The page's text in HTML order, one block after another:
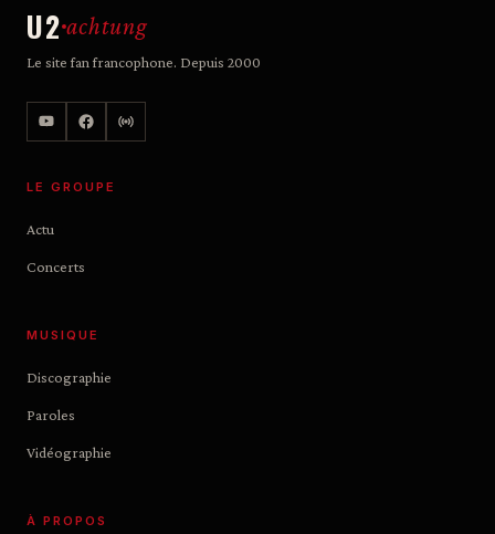
U2 achtung
Le site fan francophone. Depuis 2000
LE GROUPE
Actu
Concerts
MUSIQUE
Discographie
Paroles
Vidéographie
À PROPOS